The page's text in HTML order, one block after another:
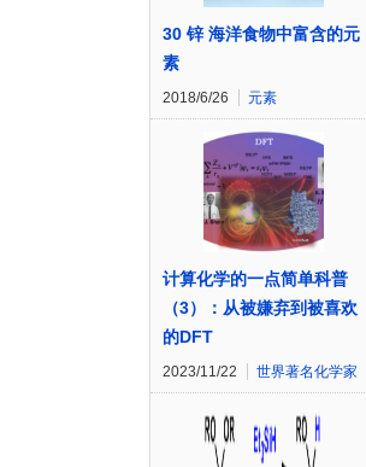
30 锌 海洋食物中富含的元
素
2018/6/26 元素
计算化学的一点简单科普
（3）：从被嫌弃到被喜欢
的DFT
2023/11/22 世界著名化学家